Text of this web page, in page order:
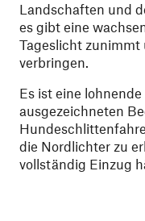
Landschaften und
es gibt eine
Tageslicht zunimmt
verbringen.
Es ist eine
ausgezeichneten
die Nordlichter zu
vollständig Einzug